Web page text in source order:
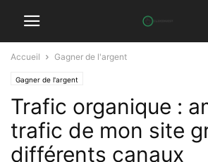
Accueil Gagner de l'argent
Gagner de l'argent
Trafic organique :
trafic de mon site
différents canaux